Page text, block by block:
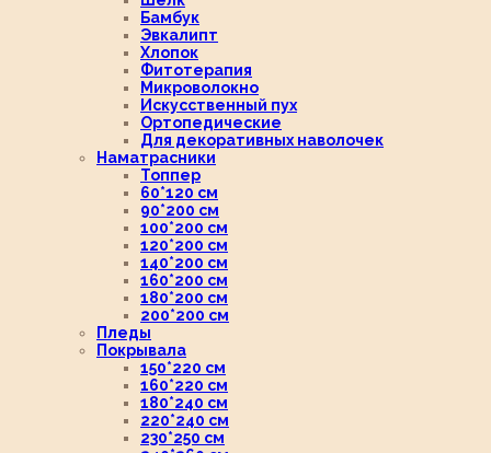
Бамбук
Эвкалипт
Хлопок
Фитотерапия
Микроволокно
Искусственный пух
Ортопедические
Для декоративных наволочек
Наматрасники
Топпер
60*120 см
90*200 см
100*200 см
120*200 см
140*200 см
160*200 см
180*200 см
200*200 см
Пледы
Покрывала
150*220 см
160*220 см
180*240 см
220*240 см
230*250 см